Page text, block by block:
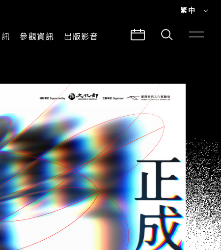
繁中
參觀資訊
交通與地圖
建築故事
導覽服務
出版影音
所有影音
出版品